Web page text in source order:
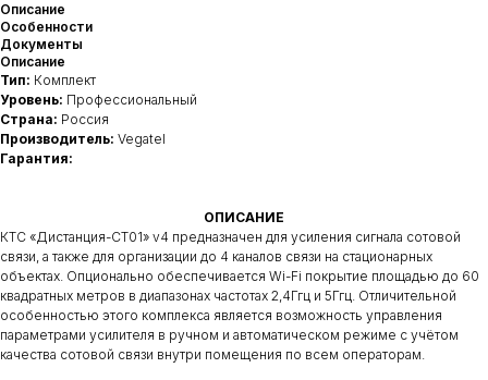
Описание
Особенности
Документы
Описание
Тип: Комплект
Уровень: Профессиональный
Страна: Россия
Производитель: Vegatel
Гарантия:
ОПИСАНИЕ
КТС «Дистанция-СТ01» v4 предназначен для усиления сигнала сотовой
связи, а также для организации до 4 каналов связи на стационарных
объектах. Опционально обеспечивается Wi-Fi покрытие площадью до 60
квадратных метров в диапазонах частотах 2,4Ггц и 5Ггц. Отличительной
особенностью этого комплекса является возможность управления
параметрами усилителя в ручном и автоматическом режиме с учётом
качества сотовой связи внутри помещения по всем операторам.